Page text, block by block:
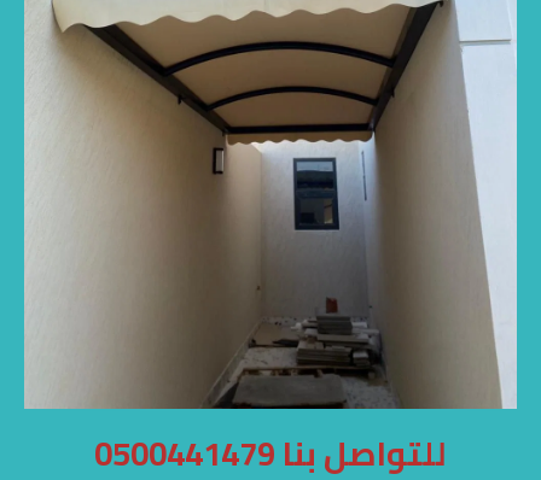
للتواصل بنا 0500441479